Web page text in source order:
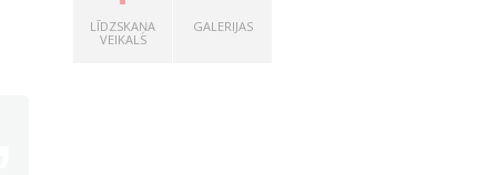
LĪDZSKAŅA
VEIKALS
GALERIJAS